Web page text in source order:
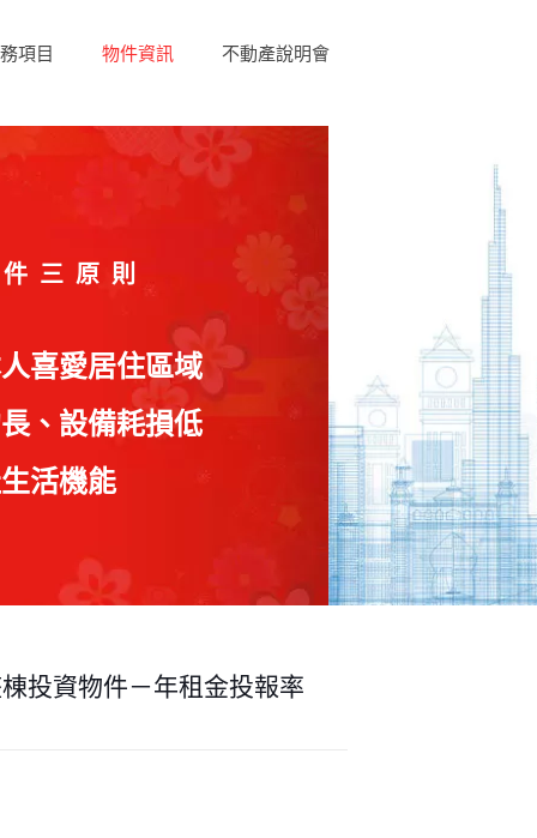
項目 物件資訊 不動產說明會
三原則
喜愛居住區域
、設備耗損低
活機能
投資物件－年租金投報率